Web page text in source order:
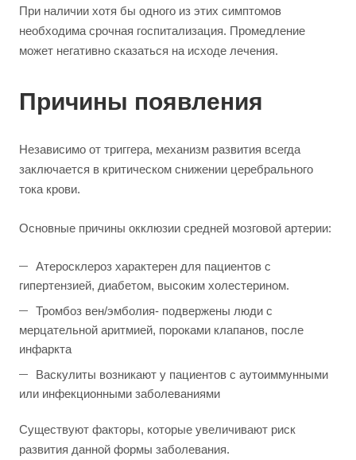
При наличии хотя бы одного из этих симптомов
необходима срочная госпитализация. Промедление
может негативно сказаться на исходе лечения.
Причины появления
Независимо от триггера, механизм развития всегда
заключается в критическом снижении церебрального
тока крови.
Основные причины окклюзии средней мозговой артерии:
Атеросклероз характерен для пациентов с
гипертензией, диабетом, высоким холестерином.
Тромбоз вен/эмболия- подвержены люди с
мерцательной аритмией, пороками клапанов, после
инфаркта
Васкулиты возникают у пациентов с аутоиммунными
или инфекционными заболеваниями
Существуют факторы, которые увеличивают риск
развития данной формы заболевания.